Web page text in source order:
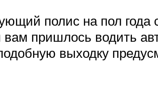
полис на пол
пришлось водить
выходку